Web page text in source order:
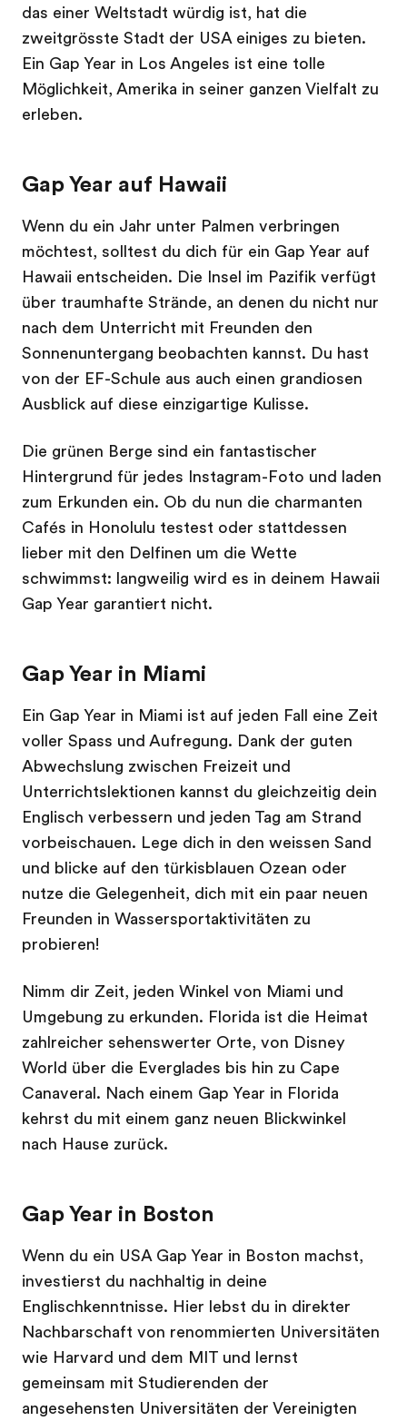
das einer Weltstadt würdig ist, hat die
zweitgrösste Stadt der USA einiges zu bieten.
Ein Gap Year in Los Angeles ist eine tolle
Möglichkeit, Amerika in seiner ganzen Vielfalt zu
erleben.
Gap Year auf Hawaii
Wenn du ein Jahr unter Palmen verbringen
möchtest, solltest du dich für ein Gap Year auf
Hawaii entscheiden. Die Insel im Pazifik verfügt
über traumhafte Strände, an denen du nicht nur
nach dem Unterricht mit Freunden den
Sonnenuntergang beobachten kannst. Du hast
von der EF-Schule aus auch einen grandiosen
Ausblick auf diese einzigartige Kulisse.
Die grünen Berge sind ein fantastischer
Hintergrund für jedes Instagram-Foto und laden
zum Erkunden ein. Ob du nun die charmanten
Cafés in Honolulu testest oder stattdessen
lieber mit den Delfinen um die Wette
schwimmst: langweilig wird es in deinem Hawaii
Gap Year garantiert nicht.
Gap Year in Miami
Ein Gap Year in Miami ist auf jeden Fall eine Zeit
voller Spass und Aufregung. Dank der guten
Abwechslung zwischen Freizeit und
Unterrichtslektionen kannst du gleichzeitig dein
Englisch verbessern und jeden Tag am Strand
vorbeischauen. Lege dich in den weissen Sand
und blicke auf den türkisblauen Ozean oder
nutze die Gelegenheit, dich mit ein paar neuen
Freunden in Wassersportaktivitäten zu
probieren!
Nimm dir Zeit, jeden Winkel von Miami und
Umgebung zu erkunden. Florida ist die Heimat
zahlreicher sehenswerter Orte, von Disney
World über die Everglades bis hin zu Cape
Canaveral. Nach einem Gap Year in Florida
kehrst du mit einem ganz neuen Blickwinkel
nach Hause zurück.
Gap Year in Boston
Wenn du ein USA Gap Year in Boston machst,
investierst du nachhaltig in deine
Englischkenntnisse. Hier lebst du in direkter
Nachbarschaft von renommierten Universitäten
wie Harvard und dem MIT und lernst
gemeinsam mit Studierenden der
angesehensten Universitäten der Vereinigten